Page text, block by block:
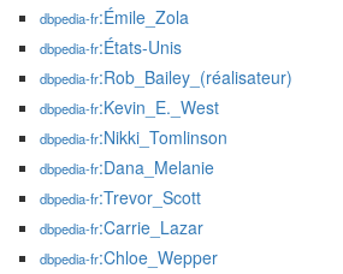
dbpedia-fr:Émile_Zola
dbpedia-fr:États-Unis
dbpedia-fr:Rob_Bailey_(réalisateur)
dbpedia-fr:Kevin_E._West
dbpedia-fr:Nikki_Tomlinson
dbpedia-fr:Dana_Melanie
dbpedia-fr:Trevor_Scott
dbpedia-fr:Carrie_Lazar
dbpedia-fr:Chloe_Wepper